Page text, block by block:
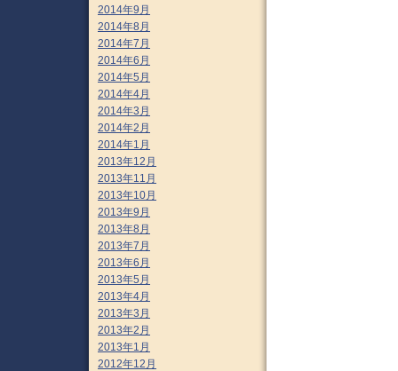
2014年9月
2014年8月
2014年7月
2014年6月
2014年5月
2014年4月
2014年3月
2014年2月
2014年1月
2013年12月
2013年11月
2013年10月
2013年9月
2013年8月
2013年7月
2013年6月
2013年5月
2013年4月
2013年3月
2013年2月
2013年1月
2012年12月